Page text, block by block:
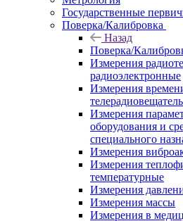
Государственные
Поверка/Калибровка
Назад
Поверка/
Измерения
радиоэлектронные
Измерения
Измерения
оборудования и
специального
Измерения
Измерения
температурные
Измерения
Измерения массы
Измерения в